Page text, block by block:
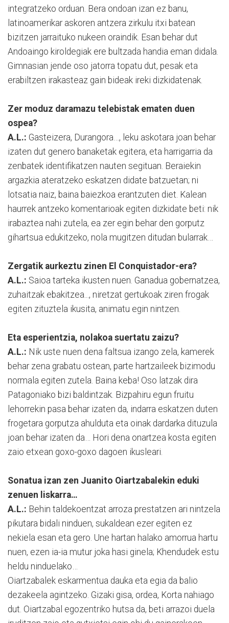
integratzeko orduan. Bera ondoan izan ez banu,
latinoamerikar askoren antzera zirkulu itxi batean
bizitzen jarraituko nukeen oraindik. Esan behar dut
Andoaingo kiroldegiak ere bultzada handia eman didala.
Gimnasian jende oso jatorra topatu dut, pesak eta
erabiltzen irakasteaz gain bideak ireki dizkidatenak.
Zer moduz daramazu telebistak ematen duen
ospea?
A.L.: Gasteizera, Durangora…, leku askotara joan behar
izaten dut genero banaketak egitera, eta harrigarria da
zenbatek identifikatzen nauten segituan. Beraiekin
argazkia ateratzeko eskatzen didate batzuetan; ni
lotsatia naiz, baina baiezkoa erantzuten diet. Kalean
haurrek antzeko komentarioak egiten dizkidate beti: nik
irabaztea nahi zutela, ea zer egin behar den gorputz
gihartsua edukitzeko, nola mugitzen ditudan bularrak…
Zergatik aurkeztu zinen El Conquistador-era?
A.L.: Saioa tarteka ikusten nuen. Ganadua gobernatzea,
zuhaitzak ebakitzea..., niretzat gertukoak ziren frogak
egiten zituztela ikusita, animatu egin nintzen.
Eta esperientzia, nolakoa suertatu zaizu?
A.L.: Nik uste nuen dena faltsua izango zela, kamerek
behar zena grabatu ostean, parte hartzaileek bizimodu
normala egiten zutela. Baina keba! Oso latzak dira
Patagoniako bizi baldintzak. Bizpahiru egun fruitu
lehorrekin pasa behar izaten da, indarra eskatzen duten
frogetara gorputza ahulduta eta oinak dardarka dituzula
joan behar izaten da… Hori dena onartzea kosta egiten
zaio etxean goxo-goxo dagoen ikusleari.
Sonatua izan zen Juanito Oiartzabalekin eduki
zenuen liskarra…
A.L.: Behin taldekoentzat arroza prestatzen ari nintzela
pikutara bidali ninduen, sukaldean ezer egiten ez
nekiela esan eta gero. Une hartan halako amorrua hartu
nuen, ezen ia-ia mutur joka hasi ginela; Khendudek estu
heldu ninduelako…
Oiartzabalek eskarmentua dauka eta egia da balio
dezakeela agintzeko. Gizaki gisa, ordea, Korta nahiago
dut. Oiartzabal egozentriko hutsa da, beti arrazoi duela